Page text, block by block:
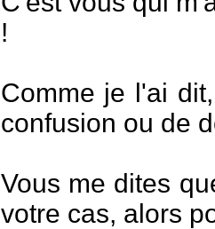
!
Comme je l'ai
confusion ou de
Vous me dites
votre cas, alors